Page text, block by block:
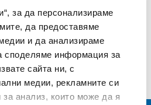
за да персонализираме
да предоставяме
и да анализираме
споделяме информация за
сайта ни, с
медии, рекламните си
за анализ, които може да я